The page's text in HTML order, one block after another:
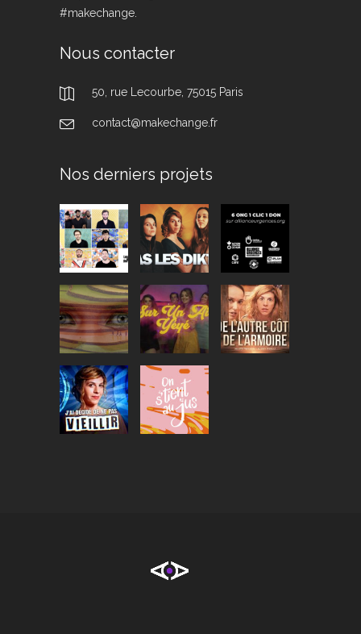
#makechange.
Nous contacter
50, rue Lecourbe, 75015 Paris
contact@makechange.fr
Nos derniers projets